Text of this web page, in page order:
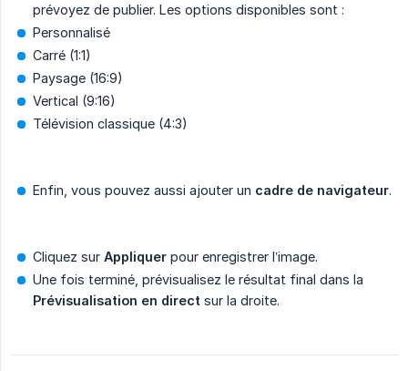
prévoyez de publier. Les options disponibles sont :
Personnalisé
Carré (1:1)
Paysage (16:9)
Vertical (9:16)
Télévision classique (4:3)
Enfin, vous pouvez aussi ajouter un cadre de navigateur.
Cliquez sur Appliquer pour enregistrer l’image.
Une fois terminé, prévisualisez le résultat final dans la
Prévisualisation en direct sur la droite.